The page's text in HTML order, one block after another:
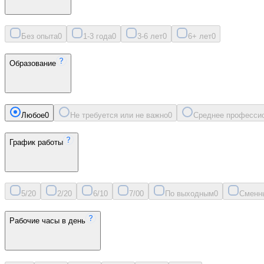
Без опыта0 1-3 года0 3-6 лет0 6+ лет0
Образование
Любое0 Не требуется или не важно0 Среднее
График работы
5/20 2/20 6/10 7/00 По выходным0
Рабочие часы в день